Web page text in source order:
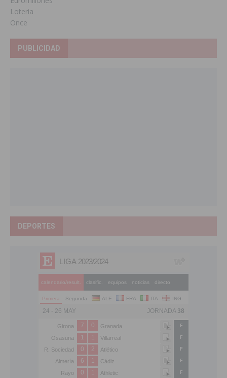
Loteria
Once
PUBLICIDAD
DEPORTES